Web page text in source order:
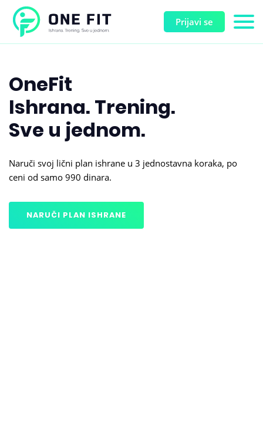
Prijavi se
OneFit
Ishrana. Trening.
Sve u jednom.
Naruči svoj lični plan ishrane u 3 jednostavna koraka, po
ceni od samo 990 dinara.
NARUČI PLAN ISHRANE